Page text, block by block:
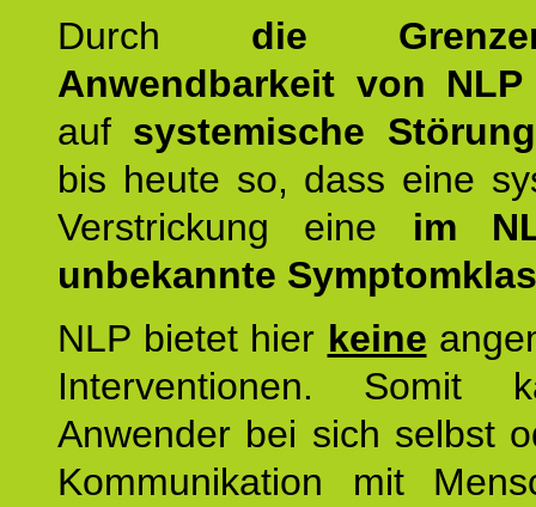
Durch die
Anwendbarkeit von NLP
auf systemische
bis heute so, dass eine
Verstrickung eine im
unbekannte
NLP bietet hier keine
Interventionen. Somit
Anwender bei sich selbst
Kommunikation mit